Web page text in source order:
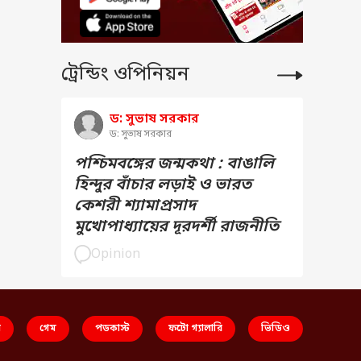
ট্রেন্ডিং ওপিনিয়ন
ড: সুভাষ সরকার
ড: সুভাষ সরকার
পশ্চিমবঙ্গের জন্মকথা : বাঙালি
হিন্দুর বাঁচার লড়াই ও ভারত
কেশরী শ্যামাপ্রসাদ
মুখোপাধ্যায়ের দূরদর্শী রাজনীতি
Opinion
গেম পডকাস্ট ফটো গ্যালারি ভিডিও